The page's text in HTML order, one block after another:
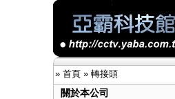
» 首頁» 轉接頭
關於本公司